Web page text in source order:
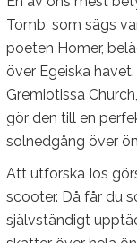
Tomb, som sägs
poeten Homer,
över Egeiska
Gremiotissa
gör den till en
solnedgång över
Att utforska Ios
scooter. Då får du
självständigt